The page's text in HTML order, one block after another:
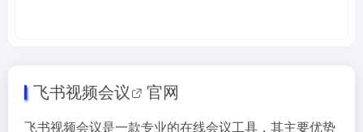
飞书视频会议 官网
飞书视频会议是一款专业的在线会议工具，其主要优势